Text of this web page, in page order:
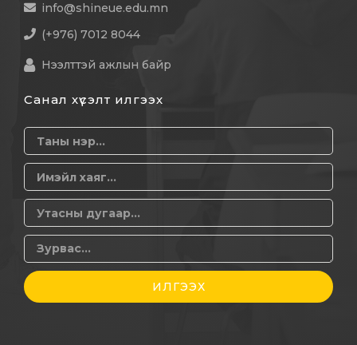
info@shineue.edu.mn
(+976) 7012 8044
Нээлттэй ажлын байр
Санал хүсэлт илгээх
ИЛГЭЭХ